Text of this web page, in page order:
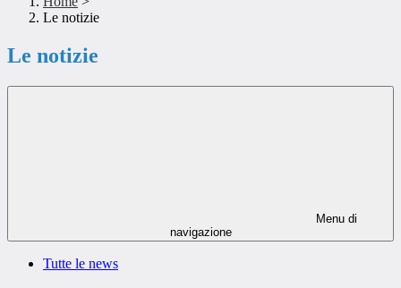
Le notizie
Le notizie
Menu di
navigazione
Tutte le news